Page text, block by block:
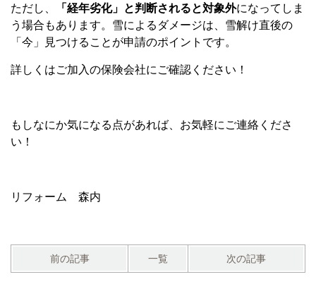
ただし、 「経年劣化」と判断されると対象外になってしま
う場合もあります。雪によるダメージは、雪解け直後の
「今」見つけることが申請のポイントです。
詳しくはご加入の保険会社にご確認ください！
もしなにか気になる点があれば、お気軽にご連絡くださ
い！
リフォーム 森内
前の記事 一覧 次の記事